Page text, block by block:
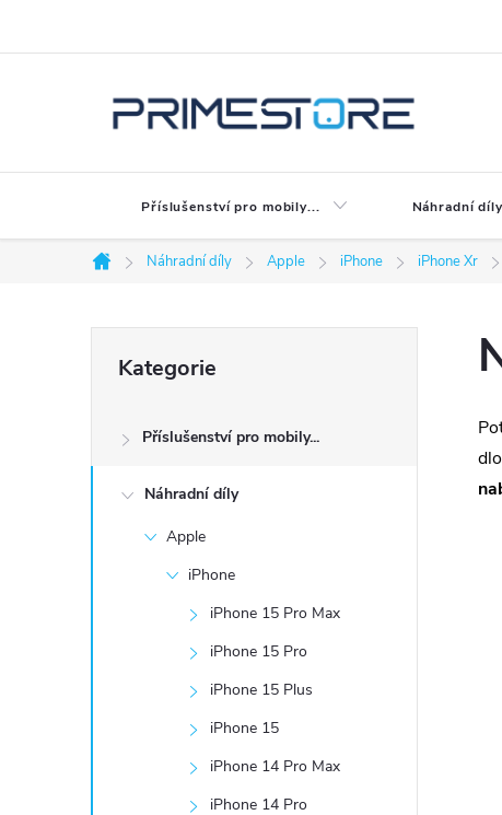
Příslušenství pro mobily... Náhradní díly
Domů
Náhradní díly Apple iPhone iPhone Xr
s
kategorie
Kategorie
Příslušenství pro mobily...
Náhradní díly
Apple
iPhone
iPhone 15 Pro Max
iPhone 15 Pro
iPhone 15 Plus
iPhone 15
iPhone 14 Pro Max
iPhone 14 Pro